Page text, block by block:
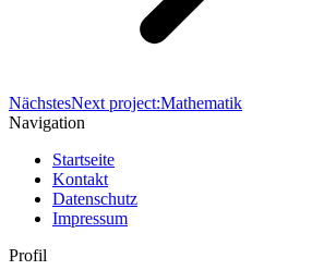
NächstesNext project:Mathematik
Navigation
Startseite
Kontakt
Datenschutz
Impressum
Profil